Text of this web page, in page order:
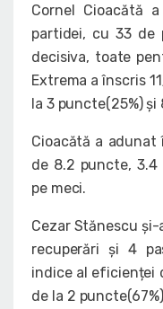
Cornel Cioacătă
partidei, cu 33 de
decisiva, toate
Extrema a înscris
la 3 puncte(25%) și
Cioacătă a adunat
de 8.2 puncte, 3.4
pe meci.
Cezar Stănescu
recuperări și 4
indice al eficienței
de la 2